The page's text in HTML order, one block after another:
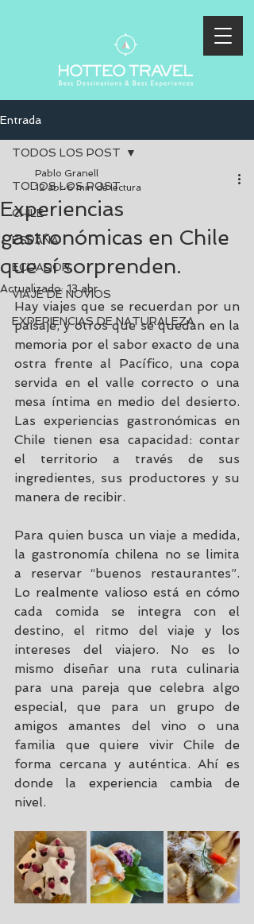
Entrada
TODOS LOS POST
CHILE
ESPAÑA
ECUADOR
VIAJE DE NOVIOS
EXPERIENCIAS DE NATURALEZA
TODOS LOS POST
Experiencias
gastronómicas en Chile
que sí sorprenden.
Pablo Granell
12 abr 6 min de lectura
Actualizado:13 abr
Hay viajes que se recuerdan por un
paisaje, y otros que se quedan en la
memoria por el sabor exacto de una
ostra frente al Pacífico, una copa
servida en el valle correcto o una
mesa íntima en medio del desierto.
Las experiencias gastronómicas en
Chile tienen esa capacidad: contar
el territorio a través de sus
ingredientes, sus productores y su
manera de recibir.
Para quien busca un viaje a medida,
la gastronomía chilena no se limita
a reservar “buenos restaurantes”.
Lo realmente valioso está en cómo
cada comida se integra con el
destino, el ritmo del viaje y los
intereses del viajero. No es lo
mismo diseñar una ruta culinaria
para una pareja que celebra algo
especial, que para un grupo de
amigos amantes del vino o una
familia que quiere vivir Chile de
forma cercana y auténtica. Ahí es
donde la experiencia cambia de
nivel.